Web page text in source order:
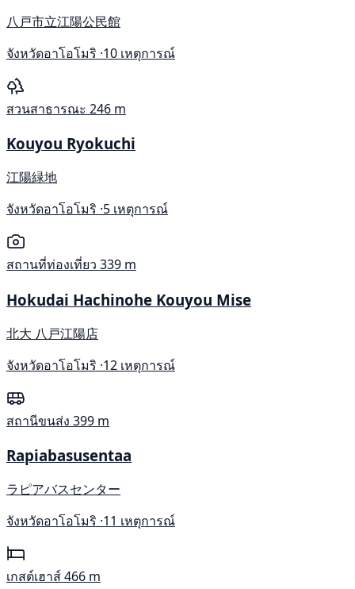
八戸市立江陽公民館
จังหวัดอาโอโมริ ·10 เหตุการณ์
สวนสาธารณะ 246 m
Kouyou Ryokuchi
江陽緑地
จังหวัดอาโอโมริ ·5 เหตุการณ์
สถานที่ท่องเที่ยว 339 m
Hokudai Hachinohe Kouyou Mise
北大 八戸江陽店
จังหวัดอาโอโมริ ·12 เหตุการณ์
สถานีขนส่ง 399 m
Rapiabasusentaa
ラピアバスセンター
จังหวัดอาโอโมริ ·11 เหตุการณ์
เกสต์เฮาส์466 m